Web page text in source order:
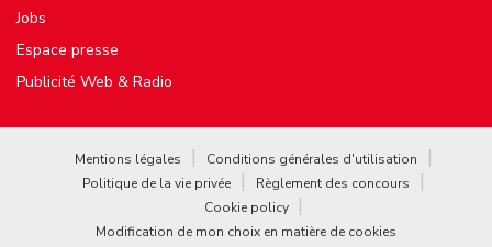
Jobs
Espace presse
Publicité Web & Radio
Mentions légales
Conditions générales d'utilisation
Politique de la vie privée
Règlement des concours
Cookie policy
Modification de mon choix en matière de cookies